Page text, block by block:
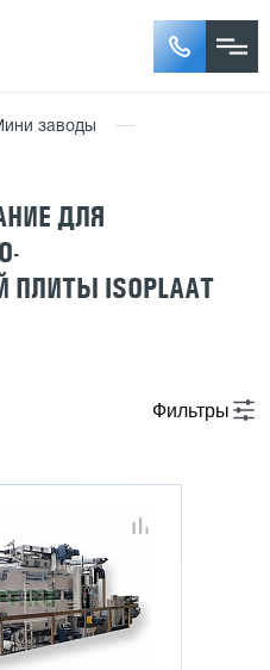
заводы
ДЛЯ
ISOPLAAT
Фильтры